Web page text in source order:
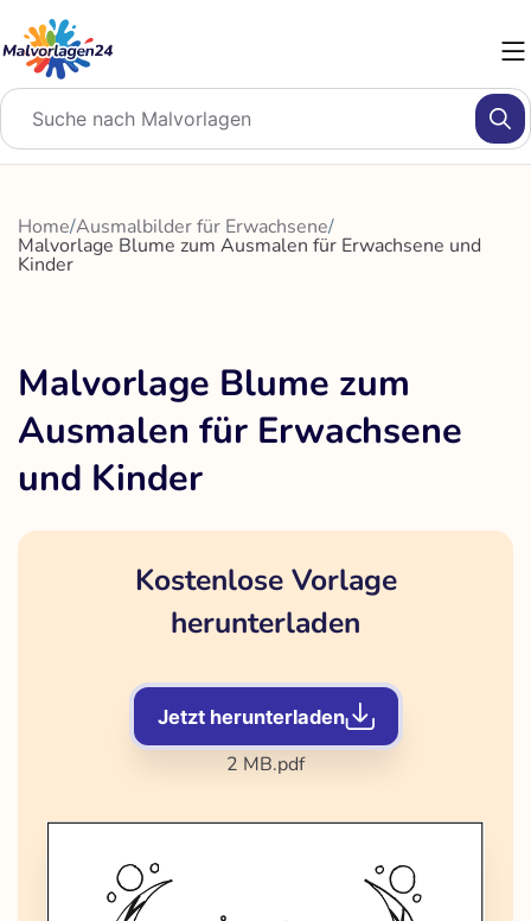
Inhalt
springen
Home/Ausmalbilder für Erwachsene/
Malvorlage Blume zum Ausmalen für Erwachsene und
Kinder
Malvorlage Blume zum
Ausmalen für Erwachsene
und Kinder
Kostenlose Vorlage
herunterladen
Jetzt herunterladen
2 MB.pdf